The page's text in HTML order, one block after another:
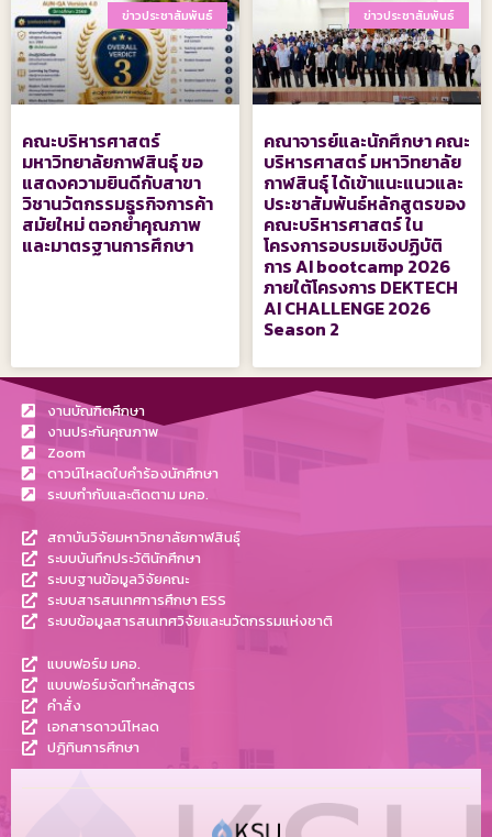
ข่าวประชาสัมพันธ์
คณะบริหารศาสตร์
มหาวิทยาลัยกาฬสินธุ์ ขอ
แสดงความยินดีกับสาขา
วิชานวัตกรรมธุรกิจการค้า
สมัยใหม่ ตอกย้ำคุณภาพ
และมาตรฐานการศึกษา
ข่าวประชาสัมพันธ์
คณาจารย์และนักศึกษา คณะ
บริหารศาสตร์ มหาวิทยาลัย
กาฬสินธุ์ ได้เข้าแนะแนวและ
ประชาสัมพันธ์หลักสูตรของ
คณะบริหารศาสตร์ ใน
โครงการอบรมเชิงปฏิบัติ
การ AI bootcamp 2026
ภายใต้โครงการ DEKTECH
AI CHALLENGE 2026
Season 2
งานบัณฑิตศึกษา
งานประกันคุณภาพ
Zoom
ดาวน์โหลดใบคำร้องนักศึกษา
ระบบกำกับและติดตาม มคอ.
สถาบันวิจัยมหาวิทยาลัยกาฬสินธุ์
ระบบบันทึกประวัตินักศึกษา
ระบบฐานข้อมูลวิจัยคณะ
ระบบสารสนเทศการศึกษา ESS
ระบบข้อมูลสารสนเทศวิจัยและนวัตกรรมแห่งชาติ
แบบฟอร์ม มคอ.
แบบฟอร์มจัดทำหลักสูตร
คำสั่ง
เอกสารดาวน์โหลด
ปฎิทินการศึกษา